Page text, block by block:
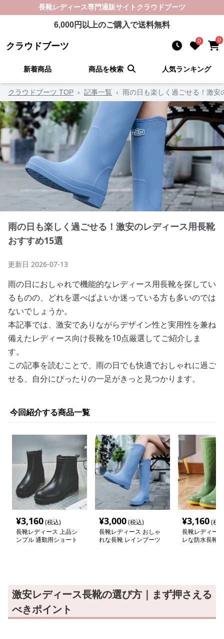
長靴レディース専門通販サイト クラウドブーツ
6,000円以上のご購入で送料無料
クラウドブーツ 0 0
新着商品 商品を検索 人気ランキング
クラウドブーツ TOP › 記事一覧 › 雨の日も楽しく過ごせる！激
雨の日も楽しく過ごせる！激安のレディース用長靴
おすすめ15選
更新日 2026-07-13
雨の日におしゃれで機能的なレディース用長靴を探してい
るものの、どれを選べばよいか迷っている方も多いのでは
ないでしょうか。
本記事では、激安でありながらデザイン性と実用性を兼ね
備えたレディース向け長靴を10点厳選してご紹介しま
す。
この記事を読むことで、雨の日でも快適でおしゃれに過ご
せる、自分にぴったりの一足がきっと見つかります。
今回紹介する商品一覧
¥3,160(税込)
長靴レディース 上品シ
ンプル 通勤用ショート
¥3,000(税込)
長靴レディース おしゃ
れな長靴 レインブーツ
¥3,160(税
長靴レディー
レな防水長靴
激安レディース長靴の選び方｜まず押さえる
べきポイント